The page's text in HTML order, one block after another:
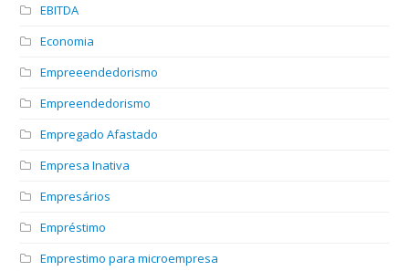
EBITDA
Economia
Empreeendedorismo
Empreendedorismo
Empregado Afastado
Empresa Inativa
Empresários
Empréstimo
Emprestimo para microempresa